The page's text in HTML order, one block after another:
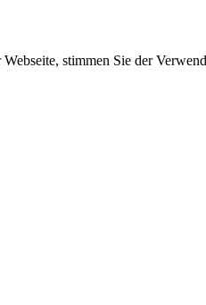
stimmen Sie der